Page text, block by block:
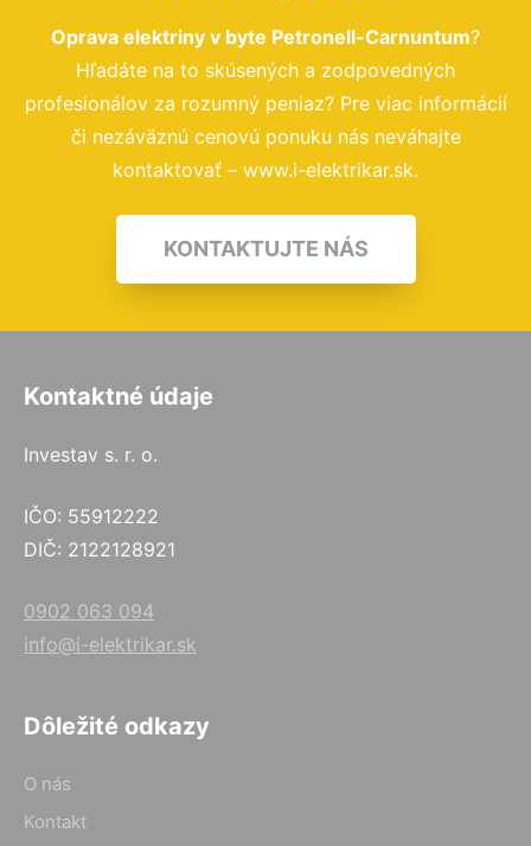
Oprava elektriny v byte Petronell-Carnuntum?
Hľadáte na to skúsených a zodpovedných
profesionálov za rozumný peniaz? Pre viac informácií
či nezáväznú cenovú ponuku nás neváhajte
kontaktovať – www.i-elektrikar.sk.
KONTAKTUJTE NÁS
Kontaktné údaje
Investav s. r. o.
IČO: 55912222
DIČ: 2122128921
0902 063 094
info@i-elektrikar.sk
Dôležité odkazy
O nás
Kontakt